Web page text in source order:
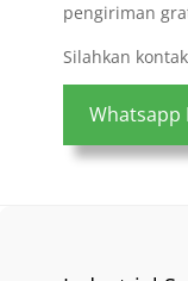
pengiriman
Silahkan
Whatsapp